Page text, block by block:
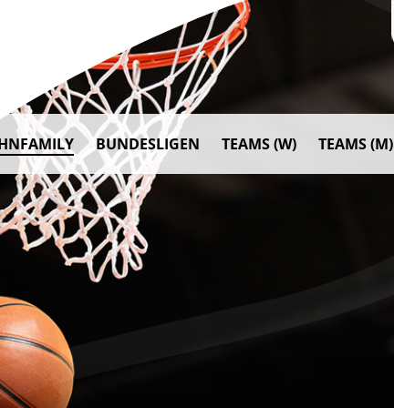
BUNDESLIGEN TEAMS (W) TEAMS (M)